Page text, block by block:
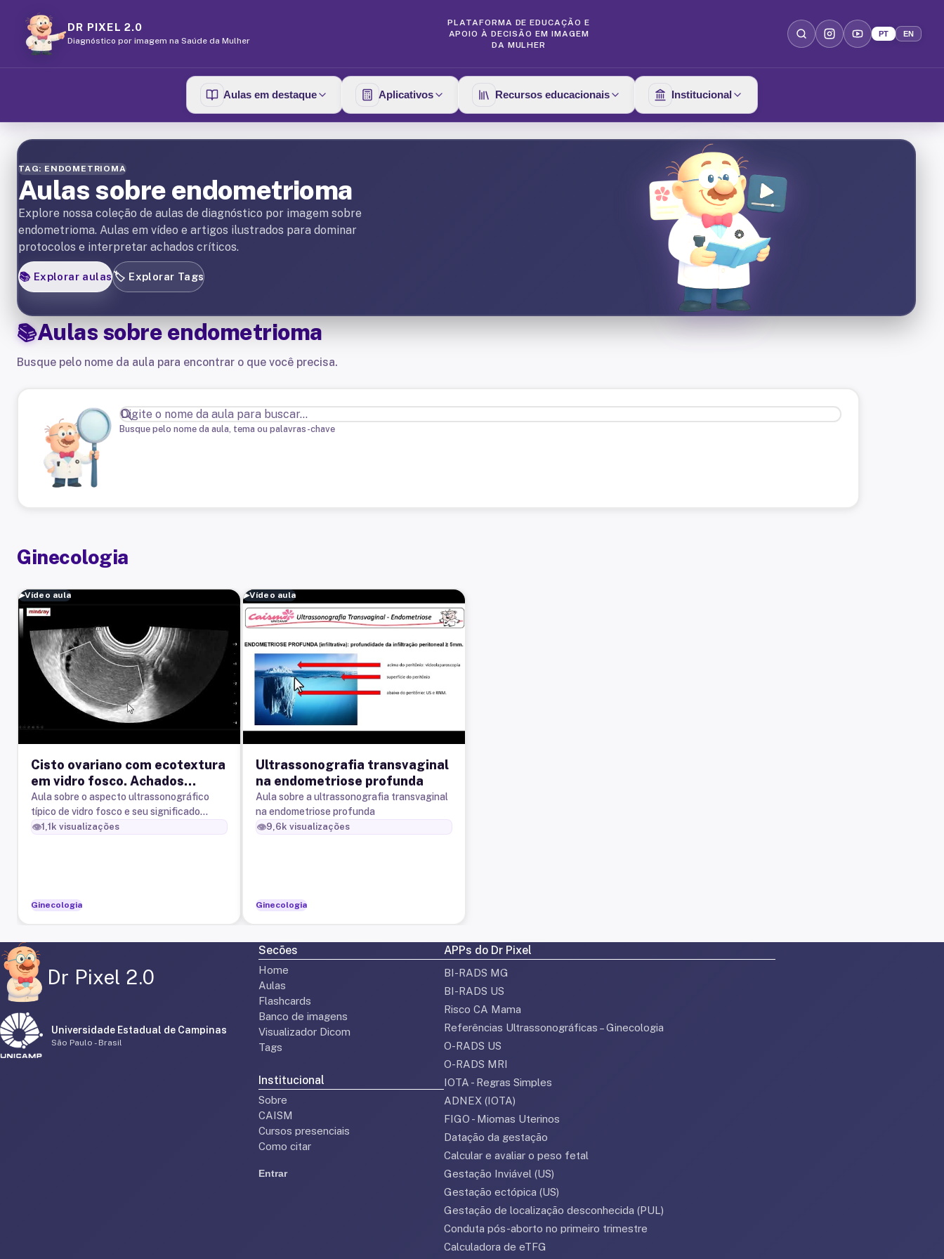
DR PIXEL 2.0
Diagnóstico por imagem na Saúde da Mulher
PLATAFORMA DE EDUCAÇÃO E
APOIO À DECISÃO EM IMAGEM
DA MULHER
PT EN
Aulas em destaque Aplicativos Recursos educacionais Institucional
TAG: ENDOMETRIOMA
Aulas sobre endometrioma
Explore nossa coleção de aulas de diagnóstico por imagem sobre
endometrioma. Aulas em vídeo e artigos ilustrados para dominar
protocolos e interpretar achados críticos.
📚 Explorar aulas🏷️ Explorar Tags
Aulas sobreendometrioma
Busque pelo nome da aula para encontrar o que você precisa.
Busque pelo nome da aula, tema ou palavras-chave
Ginecologia
▶Vídeo aula
Cisto ovariano com ecotextura
em vidro fosco. Achados
ecográficos típicos e
significado clínico.
Aula sobre o aspecto ultrassonográfico
típico de vidro fosco e seu significado
clínico
👁️1,1k visualizações
Ginecologia
▶Vídeo aula
Ultrassonografia transvaginal
na endometriose profunda
Aula sobre a ultrassonografia transvaginal
na endometriose profunda
👁️9,6k visualizações
Ginecologia
Dr Pixel 2.0
Universidade Estadual de Campinas
São Paulo - Brasil
Secões
Home
Aulas
Flashcards
Banco de imagens
Visualizador Dicom
Tags
Institucional
Sobre
CAISM
Cursos presenciais
Como citar
Entrar
APPs do Dr Pixel
BI-RADS MG
BI-RADS US
Risco CA Mama
Referências Ultrassonográficas – Ginecologia
O-RADS US
O-RADS MRI
IOTA - Regras Simples
ADNEX (IOTA)
FIGO - Miomas Uterinos
Datação da gestação
Calcular e avaliar o peso fetal
Gestação Inviável (US)
Gestação ectópica (US)
Gestação de localização desconhecida (PUL)
Conduta pós-aborto no primeiro trimestre
Calculadora de eTFG